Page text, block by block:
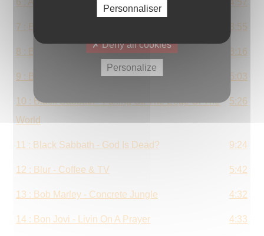
Personnaliser